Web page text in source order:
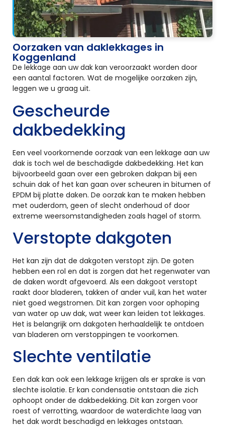
Oorzaken van daklekkages in
Koggenland
De lekkage aan uw dak kan veroorzaakt worden door
een aantal factoren. Wat de mogelijke oorzaken zijn,
leggen we u graag uit.
Gescheurde
dakbedekking
Een veel voorkomende oorzaak van een lekkage aan uw
dak is toch wel de beschadigde dakbedekking. Het kan
bijvoorbeeld gaan over een gebroken dakpan bij een
schuin dak of het kan gaan over scheuren in bitumen of
EPDM bij platte daken. De oorzak kan te maken hebben
met ouderdom, geen of slecht onderhoud of door
extreme weersomstandigheden zoals hagel of storm.
Verstopte dakgoten
Het kan zijn dat de dakgoten verstopt zijn. De goten
hebben een rol en dat is zorgen dat het regenwater van
de daken wordt afgevoerd. Als een dakgoot verstopt
raakt door bladeren, takken of ander vuil, kan het water
niet goed wegstromen. Dit kan zorgen voor ophoping
van water op uw dak, wat weer kan leiden tot lekkages.
Het is belangrijk om dakgoten herhaaldelijk te ontdoen
van bladeren om verstoppingen te voorkomen.
Slechte ventilatie
Een dak kan ook een lekkage krijgen als er sprake is van
slechte isolatie. Er kan condensatie ontstaan die zich
ophoopt onder de dakbedekking. Dit kan zorgen voor
roest of verrotting, waardoor de waterdichte laag van
het dak wordt beschadigd en lekkages ontstaan.